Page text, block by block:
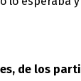
de los